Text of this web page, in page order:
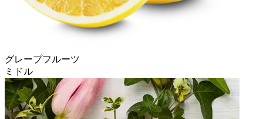
グレープフルーツ
ミドル